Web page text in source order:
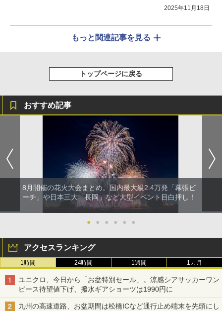
2025年11月18日
もっと関連記事を見る
トップページに戻る
おすすめ記事
8月開催の花火大会まとめ。国内最大級2.4万発「幕張ビ
ーチ」や日本三大「長岡」など大型イベント目白押し！
● ● ● ● ● ●
アクセスランキング
1時間 24時間 1週間 1カ月
ユニクロ、今日から「お盆特別セール」。涼感シアサッカーワン
ピース待望値下げ、撥水ギアショーツは1990円に
九州の高速道路、お盆期間は松橋ICなど通行止め端末を先頭にし